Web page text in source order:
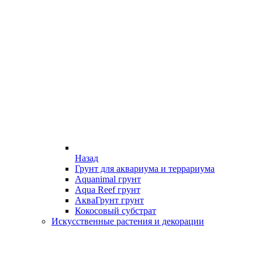
Назад
Грунт для аквариума и террариума
Aquanimal грунт
Aqua Reef грунт
АкваГрунт грунт
Кокосовый субстрат
Искусственные растения и декорации